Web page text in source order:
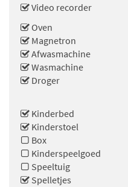
Video recorder
Oven
Magnetron
Afwasmachine
Wasmachine
Droger
Kinderbed
Kinderstoel
Box
Kinderspeelgoed
Speeltuig
Spelletjes